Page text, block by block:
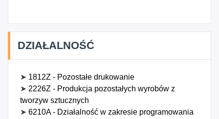
DZIAŁALNOŚĆ
➤ 1812Z - Pozostałe drukowanie
➤ 2226Z - Produkcja pozostałych wyrobów z
tworzyw sztucznych
➤ 6210A - Działalność w zakresie programowania